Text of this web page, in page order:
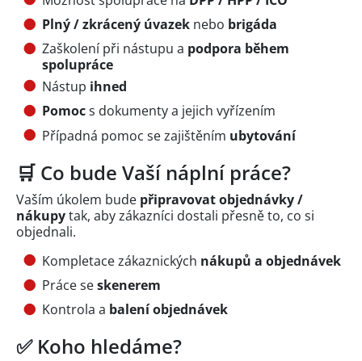
Plný / zkrácený úvazek nebo brigáda
Zaškolení při nástupu a podpora během
spolupráce
Nástup ihned
Pomocs dokumenty a jejich vyřízením
Případná pomoc se zajištěním ubytování
🛒 Co bude Vaší náplní práce?
Vaším úkolem bude připravovat objednávky /
nákupytak, aby zákazníci dostali přesně to, co si
objednali.
Kompletace zákaznických nákupů a objednávek
Práce seskenerem
Kontrola a balení objednávek
✅ Koho hledáme?